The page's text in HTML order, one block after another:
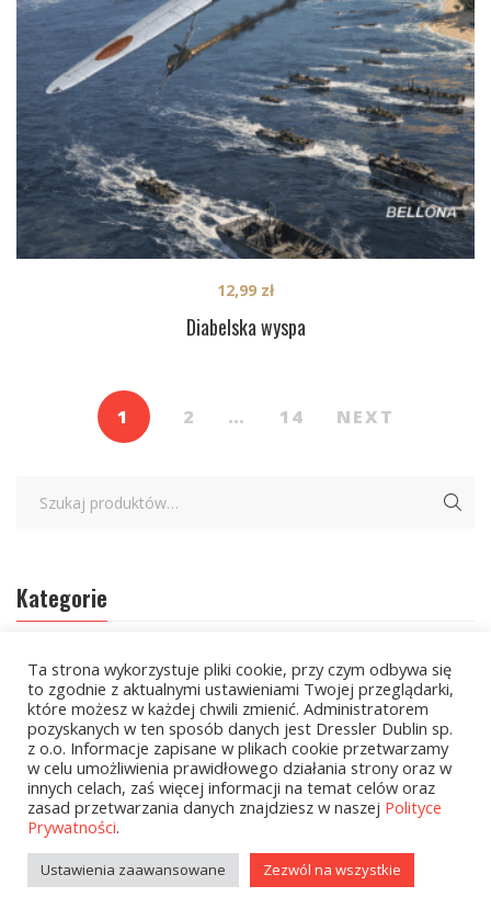
Diabelska wyspa
12,99 zł
1 2 … 14 NEXT
Kategorie
zobacz wszystkie
Kolekcje Biedronka
Kolekcje Biedronka - 16.02.2026
Wielcy Humaniści - 16.02.2026
Wielcy Humaniści – 02.03.2026
Kolekcje Biedronka - 16.03.2026
Ta strona wykorzystuje pliki cookie, przy czym odbywa się
to zgodnie z aktualnymi ustawieniami Twojej przeglądarki,
które możesz w każdej chwili zmienić. Administratorem
pozyskanych w ten sposób danych jest Dressler Dublin sp.
z o.o. Informacje zapisane w plikach cookie przetwarzamy
w celu umożliwienia prawidłowego działania strony oraz w
innych celach, zaś więcej informacji na temat celów oraz
zasad przetwarzania danych znajdziesz w naszej Polityce
Prywatności.
Ustawienia zaawansowane Zezwól na wszystkie